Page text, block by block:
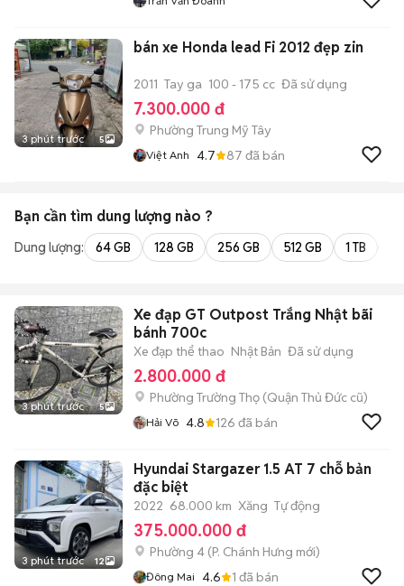
3 phút trước 5
bán xe Honda lead Fi 2012 đẹp zin
2011 Tay ga 100 - 175 cc Đã sử dụng
7.300.000 đ
Phường Trung Mỹ Tây
Việt Anh 4.7 87 đã bán
Bạn cần tìm dung lượng nào ?
Dung lượng: 64 GB 128 GB 256 GB 512 GB 1 TB
3 phút trước 5
Xe đạp GT Outpost Trắng Nhật bãi
bánh 700c
Xe đạp thể thao Nhật Bản Đã sử dụng
2.800.000 đ
Phường Trường Thọ (Quận Thủ Đức cũ)
Hải Võ 4.8 126 đã bán
3 phút trước 12
Hyundai Stargazer 1.5 AT 7 chỗ bản
đặc biệt
2022 68.000 km Xăng Tự động
375.000.000 đ
Phường 4 (P. Chánh Hưng mới)
Đông Mai 4.6 1 đã bán